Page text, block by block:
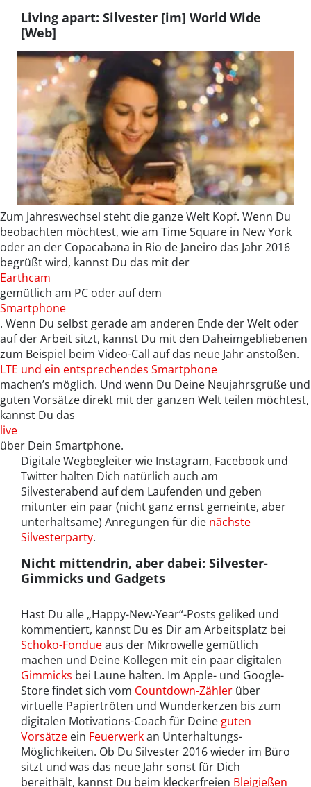
Living apart: Silvester [im] World Wide
[Web]
Zum Jahreswechsel steht die ganze Welt Kopf. Wenn Du
beobachten möchtest, wie am Time Square in New York
oder an der Copacabana in Rio de Janeiro das Jahr 2016
begrüßt wird, kannst Du das mit der
Earthcam
gemütlich am PC oder auf dem
Smartphone
. Wenn Du selbst gerade am anderen Ende der Welt oder
auf der Arbeit sitzt, kannst Du mit den Daheimgebliebenen
zum Beispiel beim Video-Call auf das neue Jahr anstoßen.
LTE und ein entsprechendes Smartphone
machen’s möglich. Und wenn Du Deine Neujahrsgrüße und
guten Vorsätze direkt mit der ganzen Welt teilen möchtest,
kannst Du das
live
über Dein Smartphone.
Digitale Wegbegleiter wie Instagram, Facebook und
Twitter halten Dich natürlich auch am
Silvesterabend auf dem Laufenden und geben
mitunter ein paar (nicht ganz ernst gemeinte, aber
unterhaltsame) Anregungen für die nächste
Silvesterparty.
Nicht mittendrin, aber dabei: Silvester-
Gimmicks und Gadgets
Hast Du alle „Happy-New-Year“-Posts geliked und
kommentiert, kannst Du es Dir am Arbeitsplatz bei
Schoko-Fondueaus der Mikrowelle gemütlich
machen und Deine Kollegen mit ein paar digitalen
Gimmicks bei Laune halten. Im Apple- und Google-
Store findet sich vom Countdown-Zähler über
virtuelle Papiertröten und Wunderkerzen bis zum
digitalen Motivations-Coach für Deine guten
Vorsätze ein Feuerwerkan Unterhaltungs-
Möglichkeiten. Ob Du Silvester 2016 wieder im Büro
sitzt und was das neue Jahr sonst für Dich
bereithält, kannst Du beim kleckerfreien Bleigießen